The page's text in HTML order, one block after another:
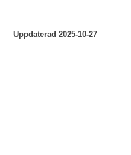
Uppdaterad2025-10-27